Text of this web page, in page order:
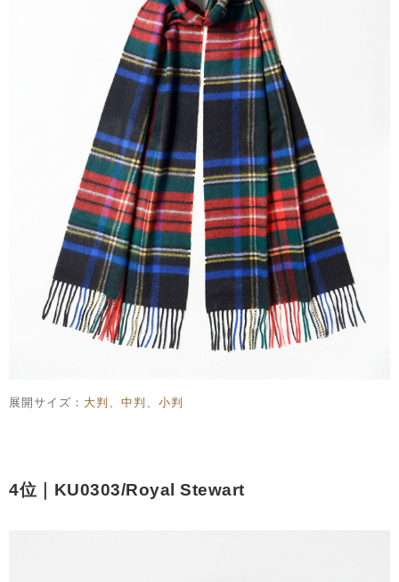
展開サイズ： 大判 、 中判 、 小判
4位｜KU0303/Royal Stewart